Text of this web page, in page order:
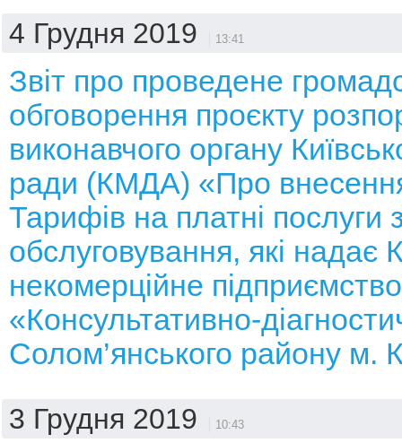
4 Грудня 2019 13:41
Звіт про проведене
обговорення проєкту
виконавчого органу
ради (КМДА) «Про
Тарифів на платні послуги
обслуговування, які надає
некомерційне підприємство
«Консультативно-
Солом’янського району м.
3 Грудня 2019 10:43